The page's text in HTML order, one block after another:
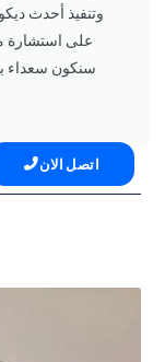
وتنفيذ أحدث
على استشارة
سنكون سعداء
اتصل الان